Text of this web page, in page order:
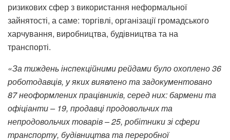
ризикових сфер з використання неформальної
зайнятості, а саме: торгівлі, організації громадського
харчування, виробництва, будівництва та на
транспорті.
«За тиждень інспекційними рейдами було охоплено 36
роботодавців, у яких виявлено та задокументовано
87 неоформлених працівників, серед них: бармени та
офіціанти – 19, продавці продовольчих та
непродовольчих товарів – 25, робітники зі сфери
транспорту, будівництва та переробної